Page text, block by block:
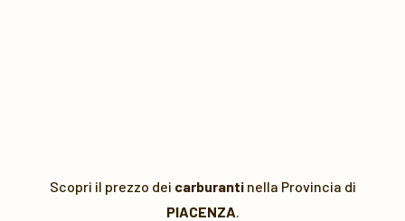
Scopri il prezzo dei carburantinella Provincia di
PIACENZA.